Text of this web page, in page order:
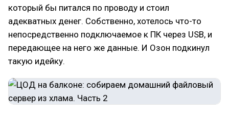
который бы питался по проводу и стоил
адекватных денег. Собственно, хотелось что-то
непосредственно подключаемое к ПК через USB, и
передающее на него же данные. И Озон подкинул
такую идейку.